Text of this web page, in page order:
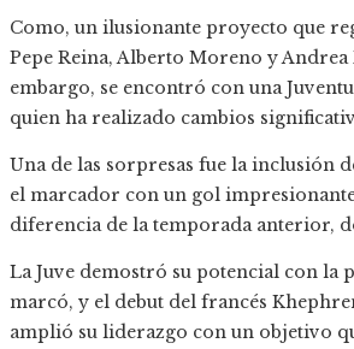
Como, un ilusionante proyecto que
Pepe Reina, Alberto Moreno y
embargo, se encontró con una
quien ha realizado cambios
Una de las sorpresas fue la inclusión
el marcador con un gol
diferencia de la temporada anterior,
La Juve demostró su potencial con la
marcó, y el debut del francés
amplió su liderazgo con un objetivo